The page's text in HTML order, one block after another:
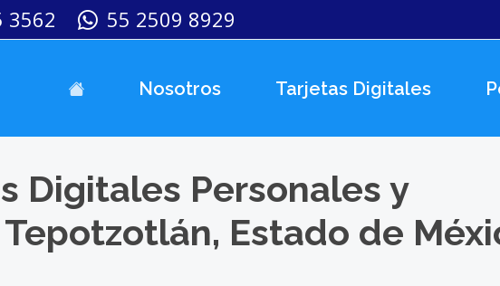
3562 55 2509 8929
Nosotros Tarjetas Digitales
Digitales Personales y
Estado de